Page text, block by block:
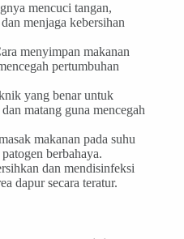
mencuci tangan,
menjaga kebersihan
menyimpan makanan
pertumbuhan
yang benar untuk
matang guna mencegah
makanan pada suhu
berbahaya.
dan mendisinfeksi
dapur secara teratur.